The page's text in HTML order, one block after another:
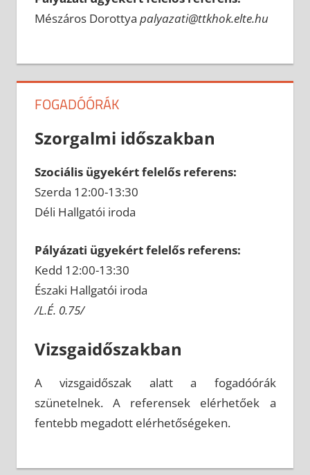
Mészáros Dorottya palyazati@ttkhok.elte.hu
FOGADÓÓRÁK
Szorgalmi időszakban
Szociális ügyekért felelős referens:
Szerda 12:00-13:30
Déli Hallgatói iroda
Pályázati ügyekért felelős referens:
Kedd 12:00-13:30
Északi Hallgatói iroda
/L.É. 0.75/
Vizsgaidőszakban
A vizsgaidőszak alatt a fogadóórák
szünetelnek. A referensek elérhetőek a
fentebb megadott elérhetőségeken.